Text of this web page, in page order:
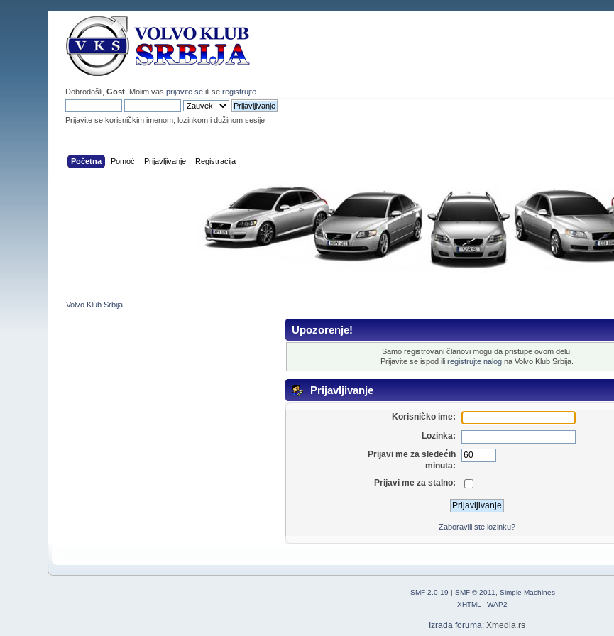
Dobrodošli,Gost . Molim vasprijavite se ili seregistrujte
Prijavite se korisničkim imenom, lozinkom i dužinom sesije
Početna Pomoć Prijavljivanje Registracija
Volvo Klub Srbija
Upozorenje!
Samo registrovani članovi mogu da pristupe ovom delu.
Prijavite se ispod ili registrujte nalog na Volvo Klub Srbija.
Prijavljivanje
Korisničko ime:
Lozinka:
Prijavi me za sledećih
minuta:
Prijavi me za stalno:
Zaboravili ste lozinku?
SMF 2.0.19 | SMF © 2011
Simple Machines
XHTML
WAP2
Izrada foruma: Xmedia.rs